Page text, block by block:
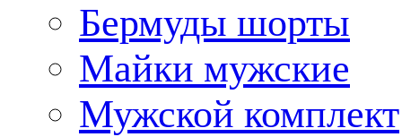
Бермуды шорты
Майки мужские
Мужской комплект